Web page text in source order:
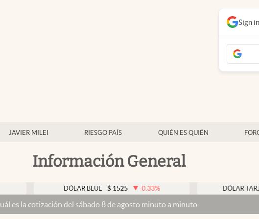
JAVIER MILEI RIESGO PAÍS QUIÉN ES QUIÉN
Información General
DÓLAR BLUE $ 1525 -0.33% DÓLAR TARJETA $
del sábado 8 de agosto minuto a minuto
Sign